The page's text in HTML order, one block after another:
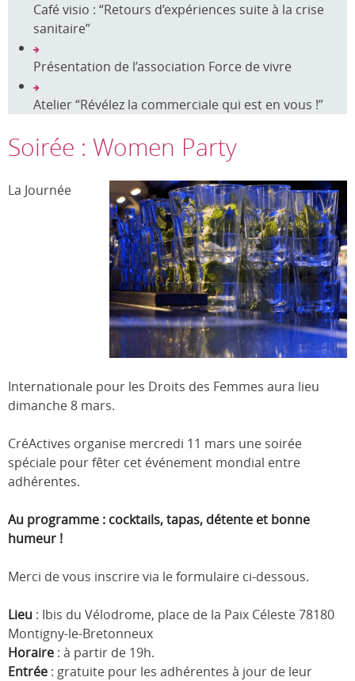
Café visio : “Retours d’expériences suite à la crise
sanitaire”
Présentation de l’association Force de vivre
Atelier “Révélez la commerciale qui est en vous​ !”
Soirée : Women Party
La Journée
Internationale pour les Droits des Femmes aura lieu
dimanche 8 mars.
CréActives organise mercredi 11 mars une soirée
spéciale pour fêter cet événement mondial entre
adhérentes.
Au programme : cocktails, tapas, détente et bonne
humeur !
Merci de vous inscrire via le formulaire ci-dessous.
Lieu : Ibis du Vélodrome, place de la Paix Céleste 78180
Montigny-le-Bretonneux
Horaire : à partir de 19h.
Entrée : gratuite pour les adhérentes à jour de leur